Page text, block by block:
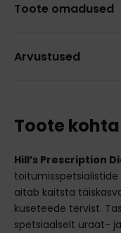
Toote omadused
Arvustused
Toote kohta
Hill’s Prescription
aitab kaitsta
kuseteede tervist.
spetsiaalselt uraat-